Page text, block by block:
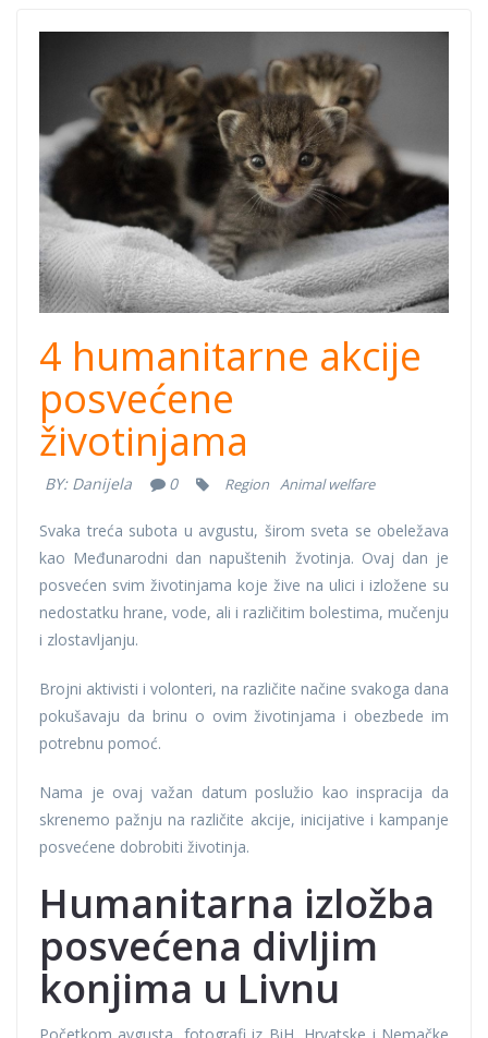
napustene-
zivotinje-
orgnizacije-
pomoc.jpg
4 humanitarne akcije
posvećene
životinjama
BY: Danijela 0 Region Animal welfare
Svaka treća subota u avgustu, širom sveta se obeležava
kao Međunarodni dan napuštenih žvotinja. Ovaj dan je
posvećen svim životinjama koje žive na ulici i izložene su
nedostatku hrane, vode, ali i različitim bolestima, mučenju
i zlostavljanju.
Brojni aktivisti i volonteri, na različite načine svakoga dana
pokušavaju da brinu o ovim životinjama i obezbede im
potrebnu pomoć.
Nama je ovaj važan datum poslužio kao inspracija da
skrenemo pažnju na različite akcije, inicijative i kampanje
posvećene dobrobiti životinja.
Humanitarna izložba
posvećena divljim
konjima u Livnu
Početkom avgusta, fotografi iz BiH, Hrvatske i Nemačke